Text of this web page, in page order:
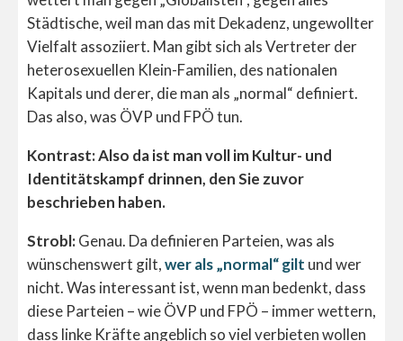
Städtische, weil man das mit Dekadenz, ungewollter
Vielfalt assoziiert. Man gibt sich als Vertreter der
heterosexuellen Klein-Familien, des nationalen
Kapitals und derer, die man als „normal“ definiert.
Das also, was ÖVP und FPÖ tun.
Kontrast: Also da ist man voll im Kultur- und
Identitätskampf drinnen, den Sie zuvor
beschrieben haben.
Strobl:Genau. Da definieren Parteien, was als
wünschenswert gilt,wer als „normal“ gilt und wer
nicht. Was interessant ist, wenn man bedenkt, dass
diese Parteien – wie ÖVP und FPÖ – immer wettern,
dass linke Kräfte angeblich so viel verbieten wollen